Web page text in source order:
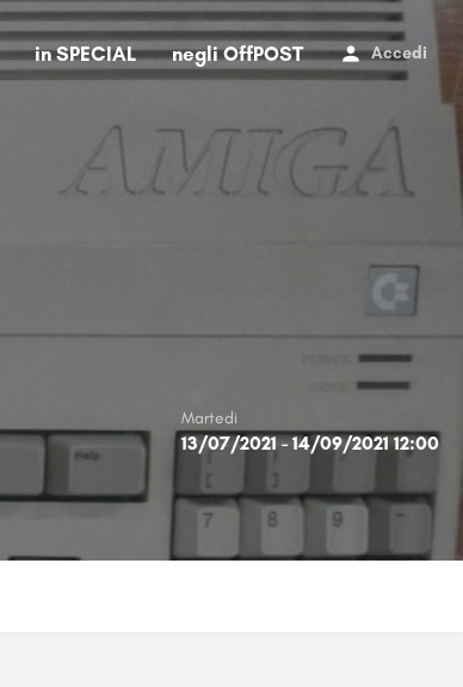
in SPECIAL negli OffPOST Accedi
Martedi
13/07/2021 - 14/09/2021 12:00